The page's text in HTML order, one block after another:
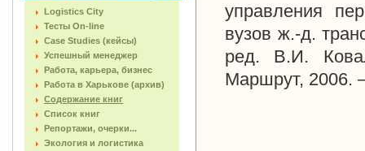
Logistics City
Тесты On-line
Case Studies (кейсы)
Успешный менеджер
Работа, карьера, бизнес
Работа в Харькове (архив)
Содержание книг
Список книг
Репортажи, очерки...
Экология и логистика
управления
вузов ж.-д.
ред. В.И.
Маршрут, 2006.